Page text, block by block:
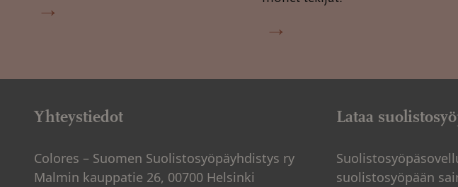
→
→
Yhteystiedot
Colores – Suomen Suolistosyöpäyhdistys ry
Malmin kauppatie 26, 00700 Helsinki
Lataa
suolistosyöpään